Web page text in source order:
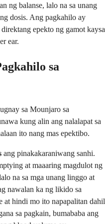
ng balanse, lalo na sa unang
dosis. Ang pagkahilo ay
epekto ng gamot kaysa
ear.
sa
sa Mounjaro sa
kung alin ang nalalapat sa
ito nang mas epektibo.
ang pinakakaraniwang sanhi.
at maaaring magdulot ng
na sa mga unang linggo at
nawalan ka ng likido sa
at hindi mo ito napapalitan dahil
sa pagkain, bumababa ang